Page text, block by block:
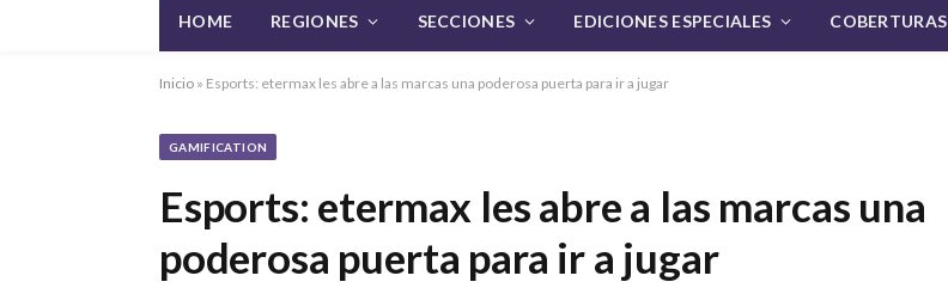
HOME REGIONES SECCIONES EDICIONES ESPECIALES COBERTURAS
Inicio » Esports: etermax les abre a las marcas una poderosa puerta para ir a jugar
GAMIFICATION
Esports: etermax les abre a las marcas una
poderosa puerta para ir a jugar